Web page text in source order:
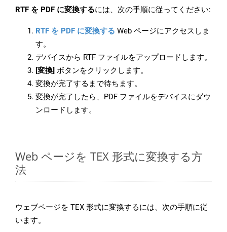
RTF を PDF に変換するには、次の手順に従ってください:
RTF を PDF に変換する Web ページにアクセスしま
す。
デバイスから RTF ファイルをアップロードします。
[変換] ボタンをクリックします。
変換が完了するまで待ちます。
変換が完了したら、PDF ファイルをデバイスにダウ
ンロードします。
Web ページを TEX 形式に変換する方
法
ウェブページを TEX 形式に変換するには、次の手順に従
います。